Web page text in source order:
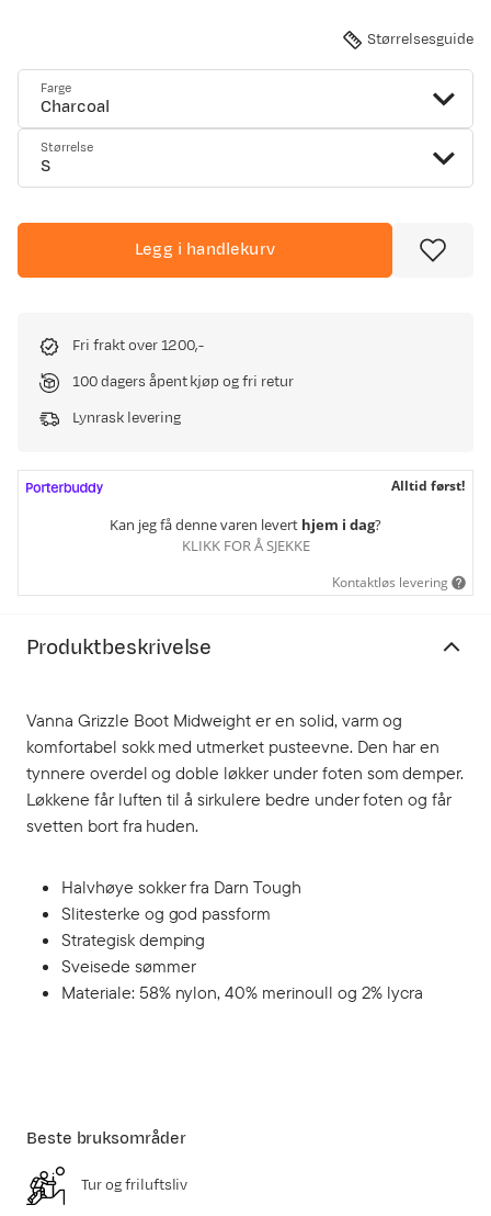
Størrelsesguide
Farge
Charcoal
Størrelse
S
Legg i handlekurv
Fri frakt over 1200,-
100 dagers åpent kjøp og fri retur
Lynrask levering
Alltid først!
Kan jeg få denne varen levert hjem i dag?
KLIKK FOR Å SJEKKE
Kontaktløs levering
Produktbeskrivelse
Vanna Grizzle Boot Midweight er en solid, varm og
komfortabel sokk med utmerket pusteevne. Den har en
tynnere overdel og doble løkker under foten som demper.
Løkkene får luften til å sirkulere bedre under foten og får
svetten bort fra huden.
Halvhøye sokker fra Darn Tough
Slitesterke og god passform
Strategisk demping
Sveisede sømmer
Materiale: 58% nylon, 40% merinoull og 2% lycra
Beste bruksområder
Tur og friluftsliv